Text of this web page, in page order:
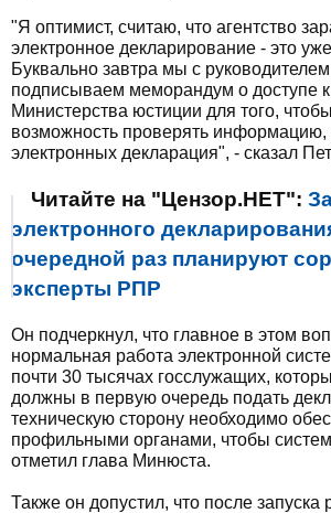
"Я оптимист, считаю, что агентство
электронное декларирование - это
Буквально завтра мы с
подписываем меморандум о доступе
Министерства юстиции для того,
возможность проверять информацию,
электронных декларация", - сказал
Читайте на "Цензор.НЕТ":
электронного
очередной раз планируют
эксперты РПР
Он подчеркнул, что главное в этом
нормальная работа электронной
почти 30 тысячах госслужащих,
должны в первую очередь подать
техническую сторону необходимо
профильными органами, чтобы
отметил глава Минюста.
Также он допустил, что после